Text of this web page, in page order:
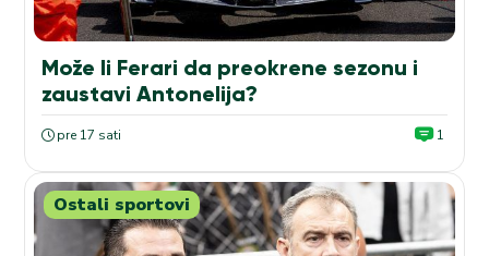
Može li Ferari da preokrene sezonu i
zaustavi Antonelija?
pre 17 sati 1
Ostali sportovi